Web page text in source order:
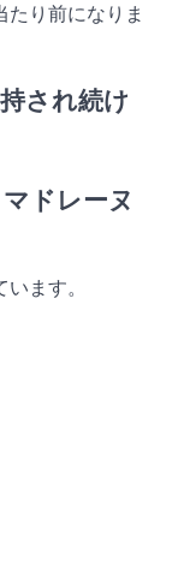
り前になりま
され続け
ドレーヌ
ます。